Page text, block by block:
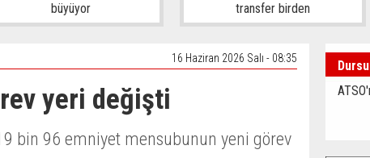
büyüyor
transfer birden
16 Haziran 2026 Salı - 08:35
yeri değişti
bin 96 emniyet mensubunun yeni görev